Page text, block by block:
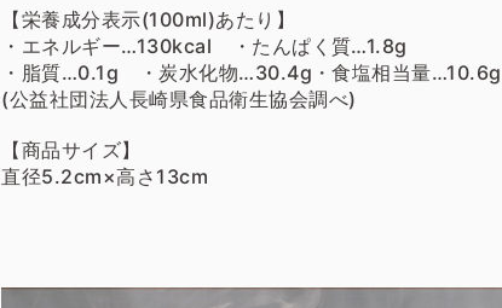
【栄養成分表示(100ml)あたり】
・エネルギー…130kcal ・たんぱく質…1.8g
・脂質…0.1g ・炭水化物…30.4g・食塩相当量…10.6g
(公益社団法人長崎県食品衛生協会調べ)
【商品サイズ】
直径5.2cm×高さ13cm